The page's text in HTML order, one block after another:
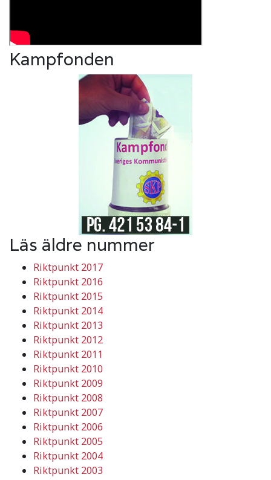
Kampfonden
Läs äldre nummer
Riktpunkt 2017
Riktpunkt 2016
Riktpunkt 2015
Riktpunkt 2014
Riktpunkt 2013
Riktpunkt 2012
Riktpunkt 2011
Riktpunkt 2010
Riktpunkt 2009
Riktpunkt 2008
Riktpunkt 2007
Riktpunkt 2006
Riktpunkt 2005
Riktpunkt 2004
Riktpunkt 2003